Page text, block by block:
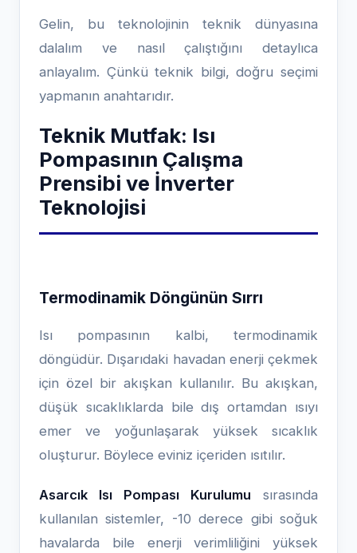
Gelin, bu teknolojinin teknik dünyasına
dalalım ve nasıl çalıştığını detaylıca
anlayalım. Çünkü teknik bilgi, doğru seçimi
yapmanın anahtarıdır.
Teknik Mutfak: Isı
Pompasının Çalışma
Prensibi ve İnverter
Teknolojisi
Termodinamik Döngünün Sırrı
Isı pompasının kalbi, termodinamik
döngüdür. Dışarıdaki havadan enerji çekmek
için özel bir akışkan kullanılır. Bu akışkan,
düşük sıcaklıklarda bile dış ortamdan ısıyı
emer ve yoğunlaşarak yüksek sıcaklık
oluşturur. Böylece eviniz içeriden ısıtılır.
Asarcık Isı Pompası Kurulumu sırasında
kullanılan sistemler, -10 derece gibi soğuk
havalarda bile enerji verimliliğini yüksek